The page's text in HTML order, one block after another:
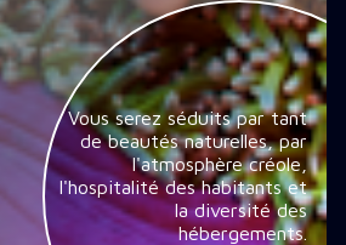
Vous serez séduits par tant
de beautés naturelles, par
l'atmosphère créole,
l'hospitalité des habitants et
la diversité des
hébergements.